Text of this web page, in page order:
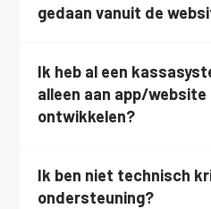
gedaan vanuit de
Ik heb al een
alleen aan app/website
ontwikkelen?
Ik ben niet technisch
ondersteuning?